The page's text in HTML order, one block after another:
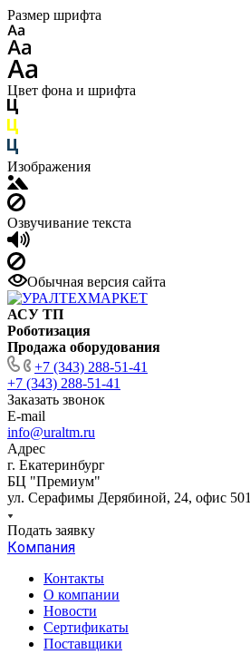
Размер шрифта
Цвет фона и шрифта
Изображения
Озвучивание текста
Обычная версия сайта
АСУ ТП
Роботизация
Продажа оборудования
+7 (343) 288-51-41
+7 (343) 288-51-41
Заказать звонок
E-mail
info@uraltm.ru
Адрес
г. Екатеринбург
БЦ "Премиум"
ул. Серафимы Дерябиной, 24, офис 501
Подать заявку
Компания
Контакты
О компании
Новости
Сертификаты
Поставщики